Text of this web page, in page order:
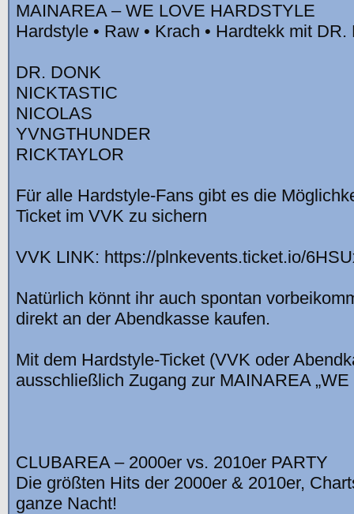
MAINAREA – WE LOVE HARDSTYLE
Hardstyle • Raw • Krach • Hardtekk mit
DR. DONK
NICKTASTIC
NICOLAS
YVNGTHUNDER
RICKTAYLOR
Für alle Hardstyle-Fans gibt es die
Ticket im VVK zu sichern
VVK LINK: https://plnkevents.ticket.io/
Natürlich könnt ihr auch spontan
direkt an der Abendkasse kaufen.
Mit dem Hardstyle-Ticket (VVK oder
ausschließlich Zugang zur MAINAREA
CLUBAREA – 2000er vs. 2010er PARTY
Die größten Hits der 2000er & 2010er,
ganze Nacht!